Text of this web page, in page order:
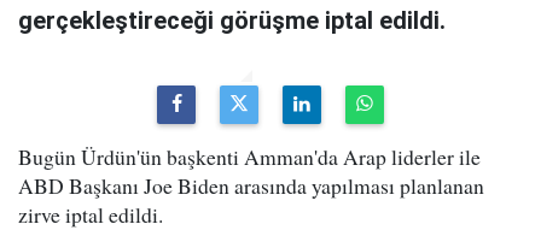
gerçekleştireceği görüşme iptal edildi.
Bugün Ürdün'ün başkenti Amman'da Arap liderler ile
ABD Başkanı Joe Biden arasında yapılması planlanan
zirve iptal edildi.